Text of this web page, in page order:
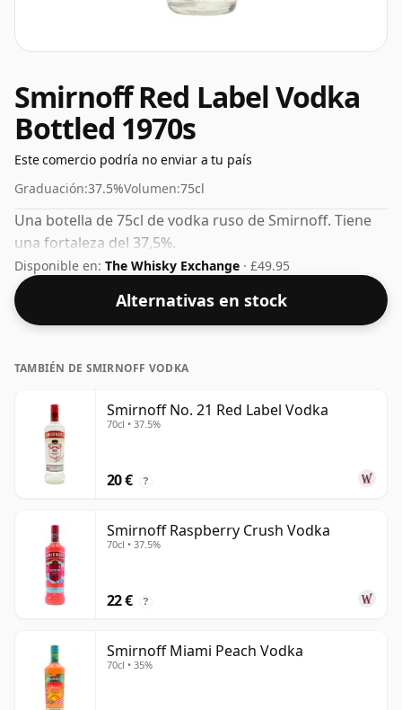
Smirnoff Red Label Vodka
Bottled 1970s
Este comercio podría no enviar a tu país
Graduación:37.5%Volumen:75cl
Una botella de 75cl de vodka ruso de Smirnoff. Tiene
una fortaleza del 37,5%.
Disponible en: The Whisky Exchange · £49.95
Alternativas en stock
TAMBIÉN DE SMIRNOFF VODKA
Smirnoff No. 21 Red Label Vodka
70cl • 37.5%
20 € ?
Smirnoff Raspberry Crush Vodka
70cl • 37.5%
22 € ?
Smirnoff Miami Peach Vodka
70cl • 35%